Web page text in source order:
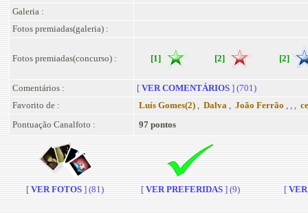
Galeria :
Fotos premiadas(galeria) :
Fotos premiadas(concurso) : [1] [2] [2]
Comentários : [ VER COMENTÁRIOS ] (701)
Favorito de :
Luís Gomes(2) , Dalva , João Ferrão , , ,
Pontuação Canalfoto :
97 pontos
[ VER FOTOS ] (81) [ VER PREFERIDAS ] (9) [